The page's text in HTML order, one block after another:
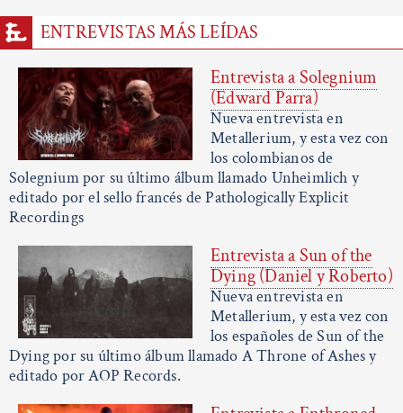
ENTREVISTAS MÁS LEÍDAS
Entrevista a Solegnium
(Edward Parra)
Nueva entrevista en
Metallerium, y esta vez con
los colombianos de
Solegnium por su último álbum llamado Unheimlich y
editado por el sello francés de Pathologically Explicit
Recordings
Entrevista a Sun of the
Dying (Daniel y Roberto)
Nueva entrevista en
Metallerium, y esta vez con
los españoles de Sun of the
Dying por su último álbum llamado A Throne of Ashes y
editado por AOP Records.